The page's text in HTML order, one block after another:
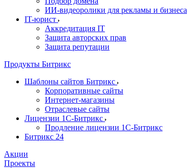
ИИ-видеоролики для рекламы и бизнеса
IT-юрист
Аккредитация IT
Защита авторских прав
Защита репутации
Продукты Битрикс
Шаблоны сайтов Битрикс
Корпоративные сайты
Интернет-магазины
Отраслевые сайты
Лицензии 1С-Битрикс
Продление лицензии 1С-Битрикс
Битрикс 24
Акции
Проекты